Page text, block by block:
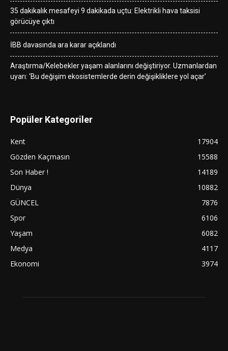
35 dakikalık mesafeyi 9 dakikada uçtu: Elektrikli hava taksisi
görücüye çıktı
İBB davasında ara karar açıklandı
Araştırma/Kelebekler yaşam alanlarını değiştiriyor. Uzmanlardan
uyarı: ‘Bu değişim ekosistemlerde derin değişikliklere yol açar’
Popüler Kategoriler
Kent
17904
Gözden Kaçmasın
15588
Son Haber !
14189
Dünya
10882
GÜNCEL
7876
Spor
6106
Yaşam
6082
Medya
4117
Ekonomi
3974